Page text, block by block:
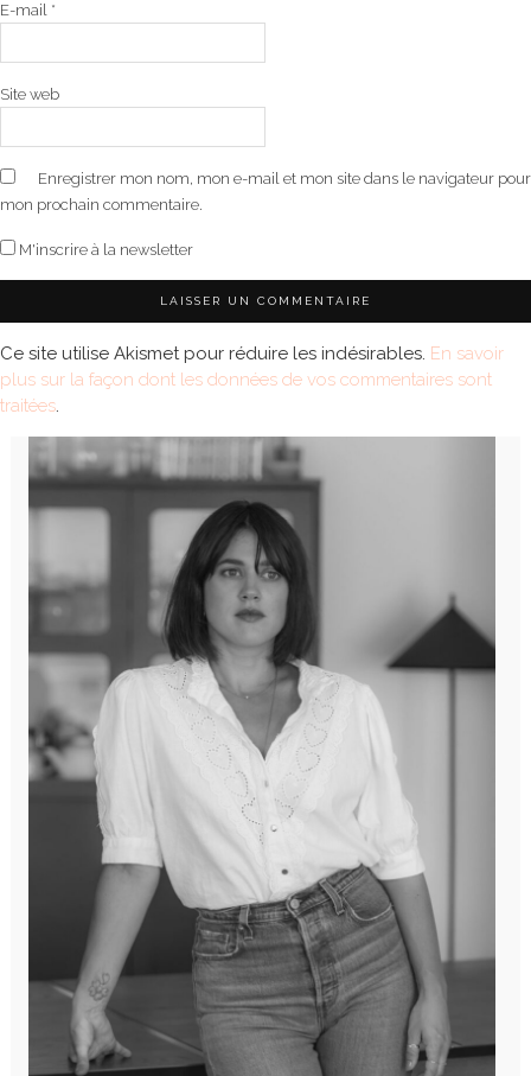
E-mail *
Site web
Enregistrer mon nom, mon e-mail et mon site dans le navigateur pour
mon prochain commentaire.
M'inscrire à la newsletter
Ce site utilise Akismet pour réduire les indésirables. En savoir
plus sur la façon dont les données de vos commentaires sont
traitées.